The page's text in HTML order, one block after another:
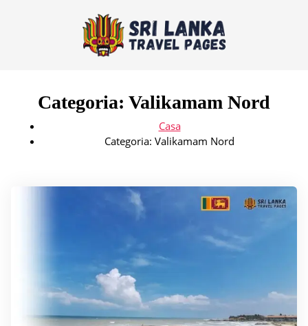
Categoria: Valikamam Nord
Casa
Categoria: Valikamam Nord